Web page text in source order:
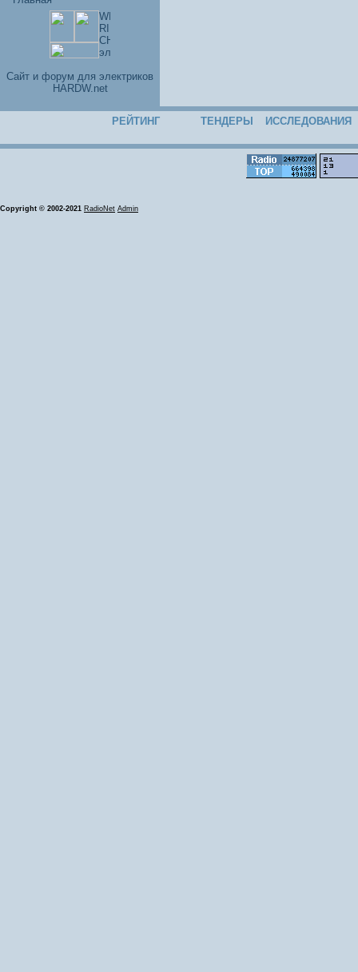
Cайт и форум для электриков
HARDW.net
РЕЙТИНГ ТЕНДЕРЫ ИССЛЕДОВАНИЯ
Copyright © 2002-2021 RadioNet Admin